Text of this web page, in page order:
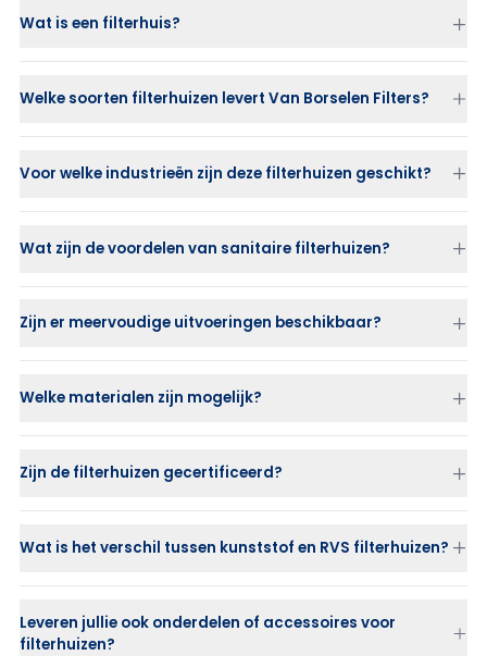
Wat is een filterhuis?
Welke soorten filterhuizen levert Van Borselen Filters?
Voor welke industrieën zijn deze filterhuizen geschikt?
Wat zijn de voordelen van sanitaire filterhuizen?
Zijn er meervoudige uitvoeringen beschikbaar?
Welke materialen zijn mogelijk?
Zijn de filterhuizen gecertificeerd?
Wat is het verschil tussen kunststof en RVS filterhuizen?
RVS filterhuizenzijn sterk, duurzaam en geschikt voor hoge
Kunststof filterhuizen (PP of PVDF)zijn ideaal bij corrosieve of
chemische vloeistoffen waar RVS niet toepasbaar is.
Leveren jullie ook onderdelen of accessoires voor
filterhuizen?